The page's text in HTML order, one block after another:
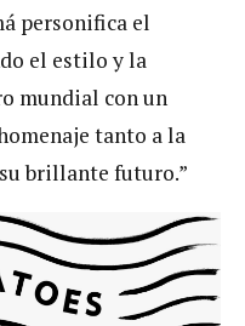
personifica el
el estilo y la
mundial con un
tanto a la
brillante futuro.”